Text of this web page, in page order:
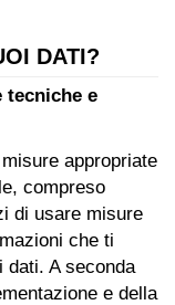
DATI?
tecniche e
appropriate
compreso
di usare misure
che ti
dati. A seconda
e della